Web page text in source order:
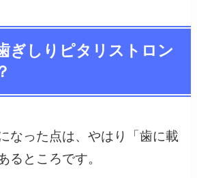
ぎしりピタリストロン
なった点は、やはり「歯に載
るところです。